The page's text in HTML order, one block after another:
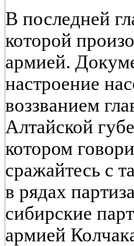
В последней
которой
армией.
настроение
воззванием
Алтайской
котором
сражайтесь с
в рядах
сибирские
армией